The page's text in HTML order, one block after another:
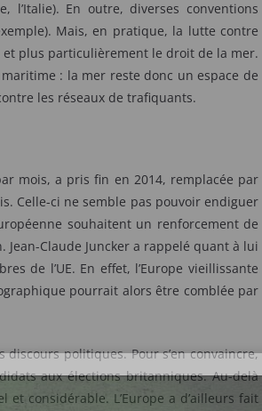
l’Italie). En outre, diverses conventions
Mais, en pratique, la lutte contre
plus particulièrement le droit de la mer.
: la mer reste donc un espace de
les réseaux de trafiquants.
mois, a pris fin en 2014, remplacée par
Celle-ci ne semble pas pouvoir endiguer
souhaitent un renforcement de
Jean-Claude Juncker a rappelé quant à lui
de l’UE. En effet, l’Europe vieillissante
pourrait alors être comblée par
discours politiques. Pour s’en convaincre,
aux élections britanniques. Au-delà
considérable. L’Europe a d’ailleurs fait